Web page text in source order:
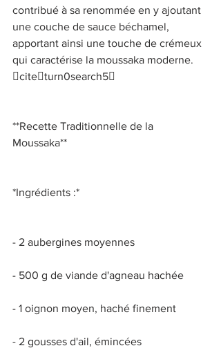
contribué à sa renommée en y ajoutant
une couche de sauce béchamel,
apportant ainsi une touche de crémeux
qui caractérise la moussaka moderne.
citeturn0search5
**Recette Traditionnelle de la
Moussaka**
*Ingrédients :*
- 2 aubergines moyennes
- 500 g de viande d'agneau hachée
- 1 oignon moyen, haché finement
- 2 gousses d'ail, émincées